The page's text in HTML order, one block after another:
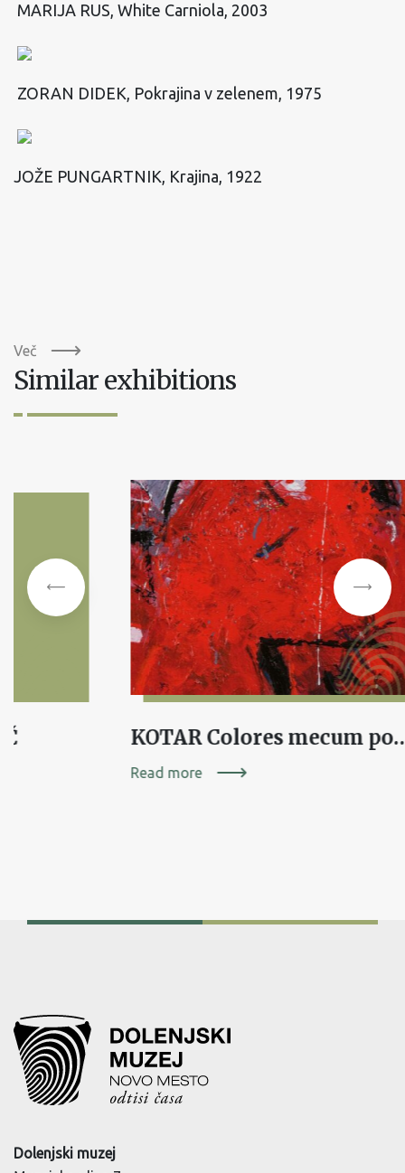
MARIJA RUS, White Carniola, 2003
ZORAN DIDEK, Pokrajina v zelenem, 1975
JOŽE PUNGARTNIK, Krajina, 1922
Več
Similar exhibitions
KOTAR
Read more
Dolenjski muzej